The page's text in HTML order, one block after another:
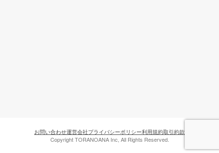
お問い合わせ運営会社プライバシーポリシー利用規約取引約款
Copyright TORANOANA Inc, All Rights Reserved.